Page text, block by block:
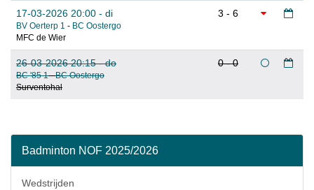
17-03-2026 20:00 - di
BV Oerterp 1 - BC Oostergo
MFC de Wier
3 - 6
26-03-2026 20:15 - do
BC '85 1-BC Oostergo
Surventohal
0 - 0
Badminton NOF 2025/2026
Wedstrijden